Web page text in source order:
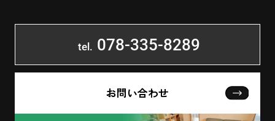
tel. 078-335-8289
お問い合わせ